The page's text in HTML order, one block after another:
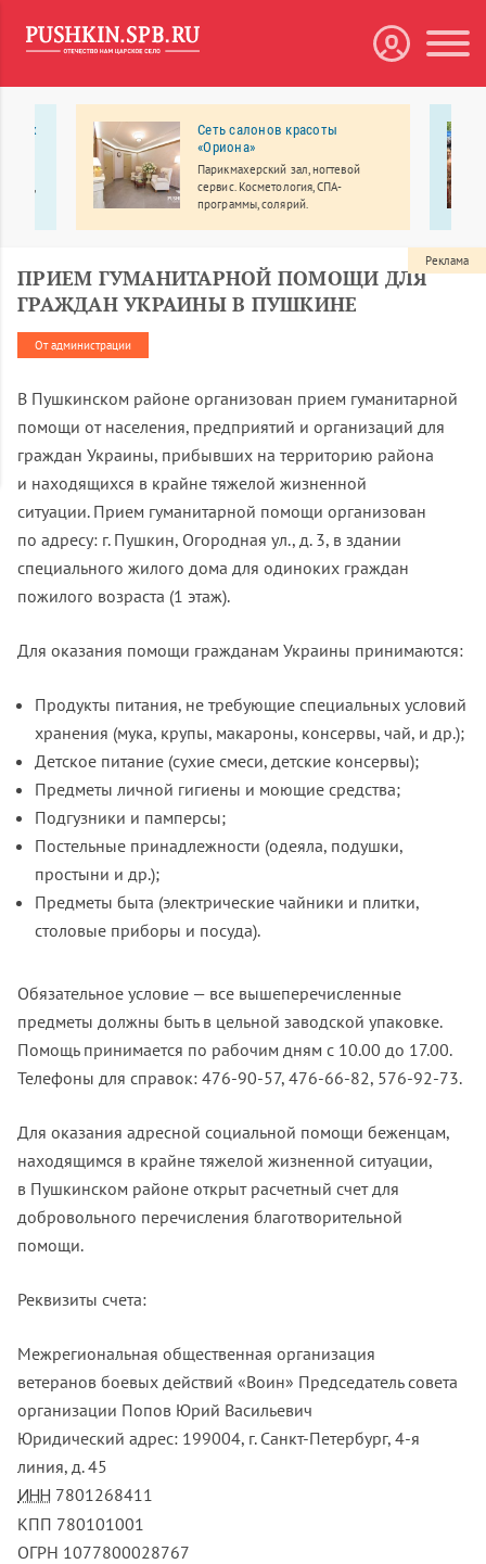
Сеть салонов красоты
«Ориона»
Парикмахерский зал, ногтевой
сервис. Косметология, СПА-
программы, солярий.
ПРИЕМ ГУМАНИТАРНОЙ ПОМОЩИ ДЛЯ
ГРАЖДАН УКРАИНЫ В ПУШКИНЕ
От администрации
В Пушкинском районе организован прием гуманитарной
помощи от населения, предприятий и организаций для
граждан Украины, прибывших на территорию района
и находящихся в крайне тяжелой жизненной
ситуации. Прием гуманитарной помощи организован
по адресу: г. Пушкин, Огородная ул., д. 3, в здании
специального жилого дома для одиноких граждан
пожилого возраста (1 этаж).
Для оказания помощи гражданам Украины принимаются:
Продукты питания, не требующие специальных условий
хранения (мука, крупы, макароны, консервы, чай, и др.);
Детское питание (сухие смеси, детские консервы);
Предметы личной гигиены и моющие средства;
Подгузники и памперсы;
Постельные принадлежности (одеяла, подушки,
простыни и др.);
Предметы быта (электрические чайники и плитки,
столовые приборы и посуда).
Обязательное условие — все вышеперечисленные
предметы должны быть в цельной заводской упаковке.
Помощь принимается по рабочим дням с 10.00 до 17.00.
Телефоны для справок: 476-90-57, 476-66-82, 576-92-73.
Для оказания адресной социальной помощи беженцам,
находящимся в крайне тяжелой жизненной ситуации,
в Пушкинском районе открыт расчетный счет для
добровольного перечисления благотворительной
помощи.
Реквизиты счета:
Межрегиональная общественная организация
ветеранов боевых действий «Воин» Председатель совета
организации Попов Юрий Васильевич
Юридический адрес: 199004, г. Санкт-Петербург, 4-я
линия, д. 45
ИНН 7801268411
КПП 780101001
ОГРН 1077800028767
Реклама